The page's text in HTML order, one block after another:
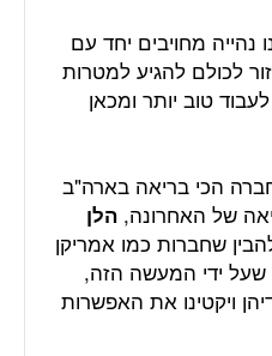
נהייה מחויבים יחד עם
לכולם להגיע למטרות
טוב יותר ומכאן
הכי בריאה בארה"ב
של האחרונה,הלן
שחברות כמו אמריקן
ידי המעשה הזה,
ויקטינו את האפשרות